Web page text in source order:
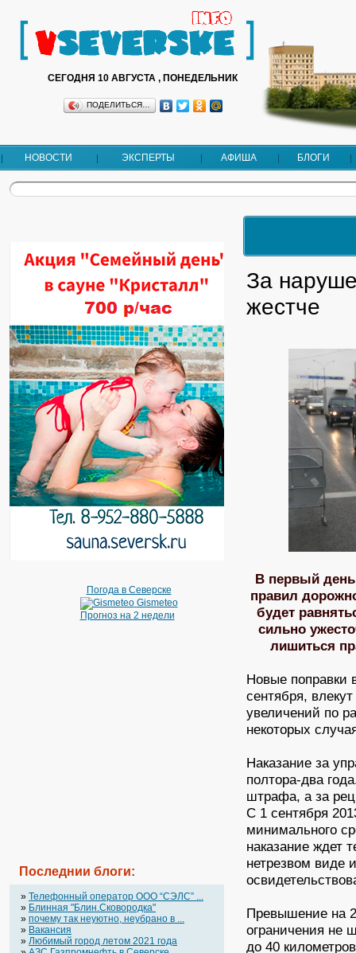
СЕГОДНЯ 10 АВГУСТА , ПОНЕДЕЛЬНИК
ПОДЕЛИТЬСЯ…
НОВОСТИ ЭКСПЕРТЫ АФИША БЛОГИ
Погода в Северске
Gismeteo
Прогноз на 2 недели
Последнии блоги:
» Телефонный оператор OOO “СЭЛС” ...
» Блинная "Блин.Сковородка"
» почему так неуютно, неубрано в ...
» Вакансия
» Любимый город летом 2021 года
За
жестче
В первый
правил
будет
сильно
лишиться
Новые поправки
сентября,
увеличений по
некоторых
Наказание за
полтора-два
штрафа, а за
С 1 сентября
минимального
наказание ждет
нетрезвом виде
Превышение на
ограничения не
до 40